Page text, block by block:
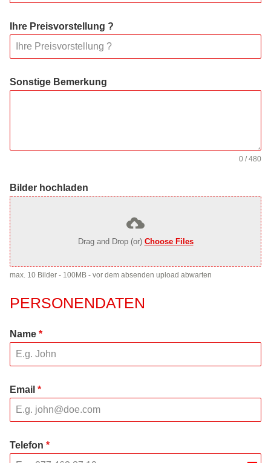
Ihre Preisvorstellung ?
Sonstige Bemerkung
0 / 480
Bilder hochladen
Drag and Drop (or) Choose Files
max. 10 Bilder - 100MB - vor dem absenden upload abwarten
PERSONENDATEN
Name *
Email *
Telefon *